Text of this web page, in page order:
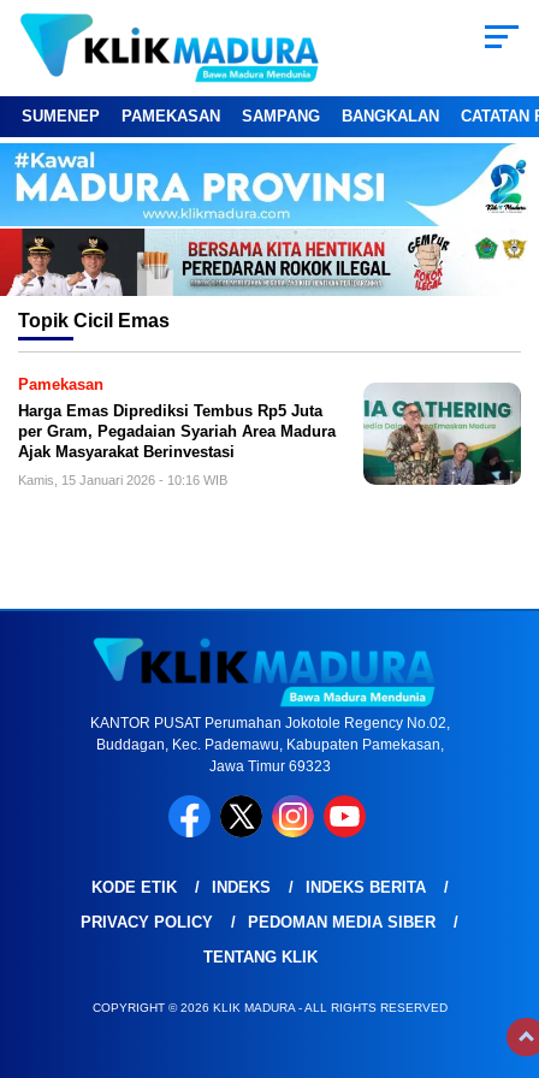
SUMENEP PAMEKASAN SAMPANG BANGKALAN CATATAN
Topik Cicil Emas
Pamekasan
Harga Emas Diprediksi Tembus Rp5 Juta
per Gram, Pegadaian Syariah Area Madura
Ajak Masyarakat Berinvestasi
Kamis, 15 Januari 2026 - 10:16 WIB
KANTOR PUSAT Perumahan Jokotole Regency No.02,
Buddagan, Kec. Pademawu, Kabupaten Pamekasan,
Jawa Timur 69323
KODE ETIK INDEKS
INDEKS BERITA
PRIVACY POLICY
PEDOMAN MEDIA SIBER
TENTANG KLIK
COPYRIGHT © 2026 KLIK MADURA - ALL RIGHTS RESERVED